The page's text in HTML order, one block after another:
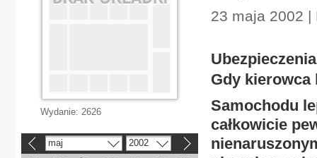
23 maja 2002 |
Ubezpieczenia
Gdy kierowca
Samochodu
całkowicie
Wydanie: 2626
maj 2002